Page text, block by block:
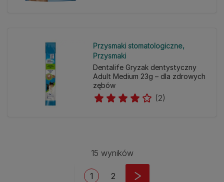
Przysmaki stomatologiczne
Przysmaki
Dentalife Gryzak dentystyczny
Adult Medium 23g – dla zdrowych
zębów
(2)
15 wyników
Bieżąca strona
1 Strona
2